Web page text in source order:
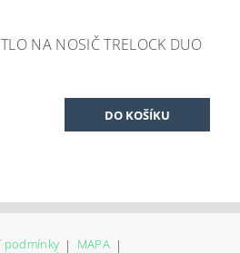
NA NOSIČ TRELOCK DUO
podmínky | MAPA |